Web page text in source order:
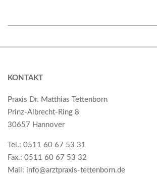
KONTAKT
Praxis Dr. Matthias Tettenborn
Prinz-Albrecht-Ring 8
30657 Hannover
Tel.: 0511 60 67 53 31
Fax.: 0511 60 67 53 32
Mail: info@arztpraxis-tettenborn.de